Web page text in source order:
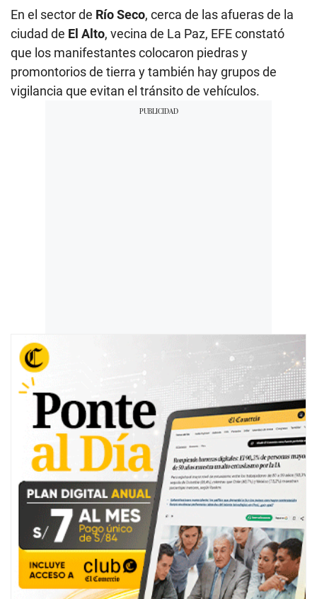
En el sector de Río Seco, cerca de las afueras de la
ciudad de El Alto, vecina de La Paz, EFE constató
que los manifestantes colocaron piedras y
promontorios de tierra y también hay grupos de
vigilancia que evitan el tránsito de vehículos.